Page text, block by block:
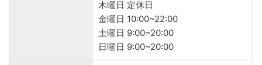
木曜日 定休日
金曜日 10:00~22:00
土曜日 9:00~20:00
日曜日 9:00~20:00